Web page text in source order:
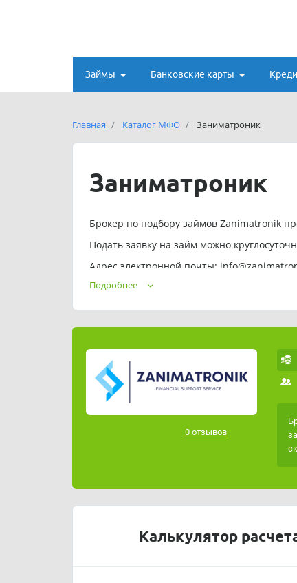
Займы Банковские карты
Главная Каталог МФО Заниматроник
Заниматроник
Брокер по подбору займов Zanimatronik
Подать заявку на займ можно
Адрес электронной почты:
Брокер Заниматроник позиционирует себя
Если вы хотите взять займ, который
Наша услуга АБСОЛЮТНО БЕСПЛАТНА.
Подробнее
0 отзывов
Калькулятор